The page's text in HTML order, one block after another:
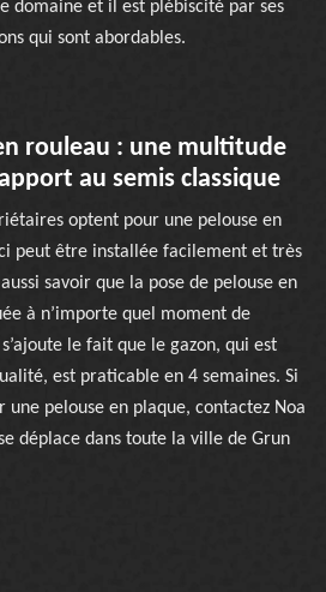
domaine et il est plébiscité par ses
qui sont abordables.
rouleau : une multitude
au semis classique
optent pour une pelouse en
peut être installée facilement et très
savoir que la pose de pelouse en
à n’importe quel moment de
s’ajoute le fait que le gazon, qui est
est praticable en 4 semaines. Si
pelouse en plaque, contactez Noa
déplace dans toute la ville de Grun